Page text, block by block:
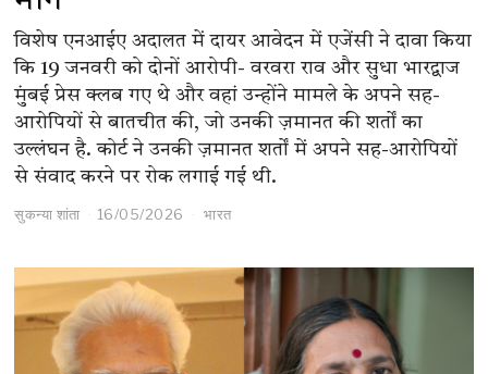
विशेष एनआईए अदालत में दायर आवेदन में एजेंसी ने दावा किया
कि 19 जनवरी को दोनों आरोपी- वरवरा राव और सुधा भारद्वाज
मुंबई प्रेस क्लब गए थे और वहां उन्होंने मामले के अपने सह-
आरोपियों से बातचीत की, जो उनकी ज़मानत की शर्तों का
उल्लंघन है. कोर्ट ने उनकी ज़मानत शर्तों में अपने सह-आरोपियों
से संवाद करने पर रोक लगाई गई थी.
सुकन्या शांता 16/05/2026 भारत